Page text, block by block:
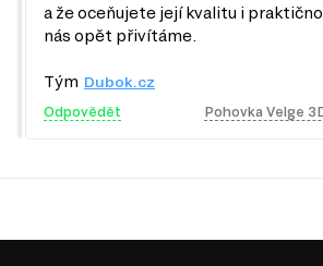
a že oceňujete její kvalitu i
nás opět přivítáme.
Tým Dubok.cz
Odpovědět Pohovka Velge